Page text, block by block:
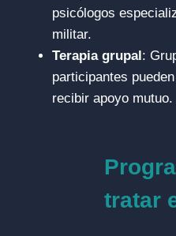
psicólogos
militar.
Terapia grupal:
participantes
recibir apoyo mutuo.
tratar